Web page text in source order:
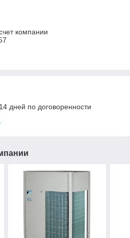
компании
дней по договоренности